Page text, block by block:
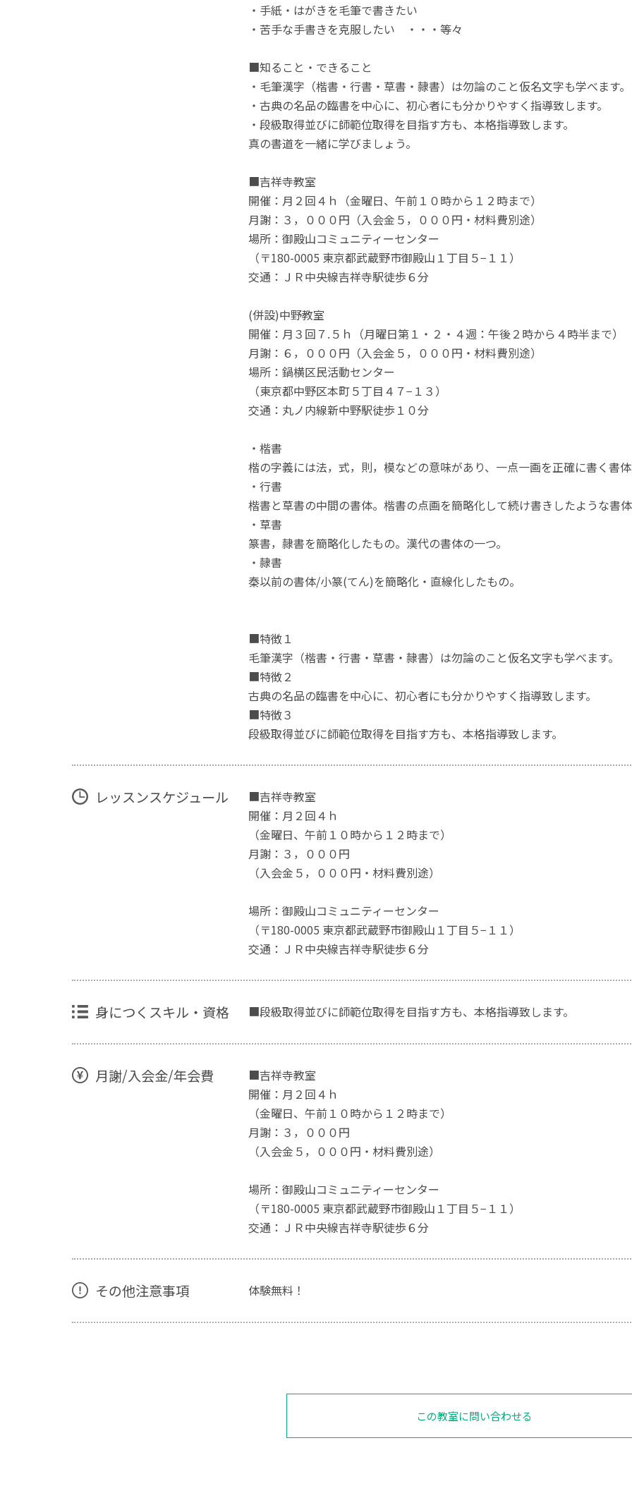
・手紙・はがきを毛筆で書きたい
・苦手な手書きを克服したい ・・・等々
■知ること・できること
・毛筆漢字（楷書・行書・草書・隷書）は勿論のこと仮名文字も学べます。
・古典の名品の臨書を中心に、初心者にも分かりやすく指導致します。
・段級取得並びに師範位取得を目指す方も、本格指導致します。
真の書道を一緒に学びましょう。
■吉祥寺教室
開催：月２回４ｈ（金曜日、午前１０時から１２時まで）
月謝：３，０００円（入会金５，０００円・材料費別途）
場所：御殿山コミュニティーセンター
（〒180-0005 東京都武蔵野市御殿山１丁目５−１１）
交通：ＪＲ中央線吉祥寺駅徒歩６分
(併設)中野教室
開催：月３回７.５ｈ（月曜日第１・２・４週：午後２時から４時半まで）
月謝：６，０００円（入会金５，０００円・材料費別途）
場所：鍋横区民活動センター
（東京都中野区本町５丁目４７−１３）
交通：丸ノ内線新中野駅徒歩１０分
・楷書
楷の字義には法，式，則，模などの意味があり、一点一画を正確に書く書
・行書
楷書と草書の中間の書体。楷書の点画を簡略化して続け書きしたような書
・草書
篆書，隷書を簡略化したもの。漢代の書体の一つ。
・隷書
秦以前の書体/小篆(てん)を簡略化・直線化したもの。
■特徴１
毛筆漢字（楷書・行書・草書・隷書）は勿論のこと仮名文字も学べます。
■特徴２
古典の名品の臨書を中心に、初心者にも分かりやすく指導致します。
■特徴３
段級取得並びに師範位取得を目指す方も、本格指導致します。
レッスンスケジュール
■吉祥寺教室
開催：月２回４ｈ
（金曜日、午前１０時から１２時まで）
月謝：３，０００円
（入会金５，０００円・材料費別途）
場所：御殿山コミュニティーセンター
（〒180-0005 東京都武蔵野市御殿山１丁目５−１１）
交通：ＪＲ中央線吉祥寺駅徒歩６分
身につくスキル・資格 ■段級取得並びに師範位取得を目指す方も、本格指導致します。
月謝/入会金/年会費
■吉祥寺教室
開催：月２回４ｈ
（金曜日、午前１０時から１２時まで）
月謝：３，０００円
（入会金５，０００円・材料費別途）
場所：御殿山コミュニティーセンター
（〒180-0005 東京都武蔵野市御殿山１丁目５−１１）
交通：ＪＲ中央線吉祥寺駅徒歩６分
その他注意事項 体験無料！
この教室に問い合わせる